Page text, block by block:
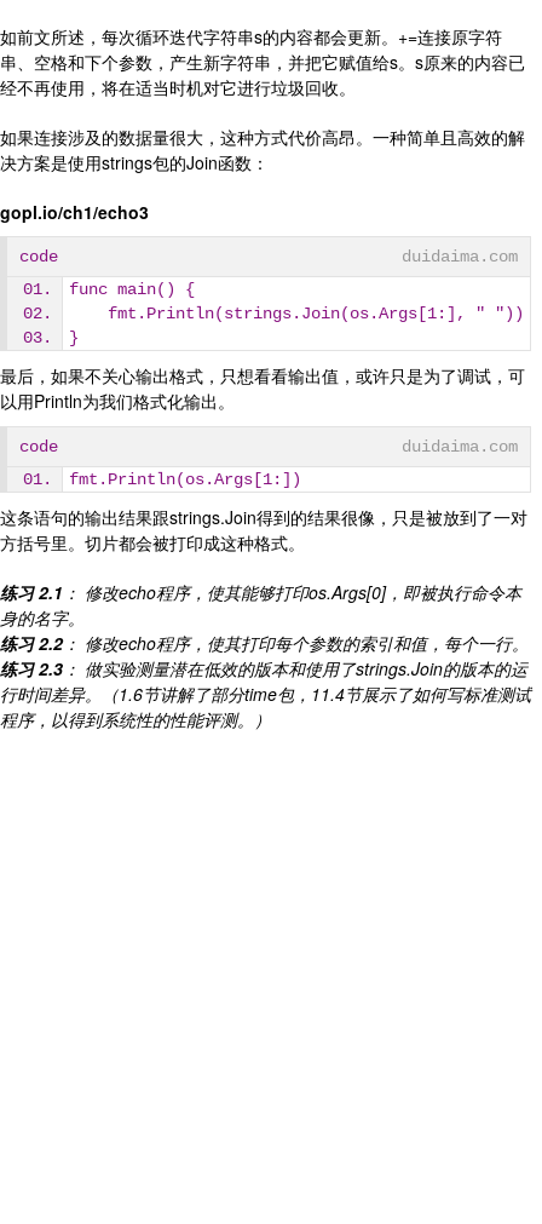
如前文所述，每次循环迭代字符串s的内容都会更新。+=连接原字符
串、空格和下个参数，产生新字符串，并把它赋值给s。s原来的内容已
经不再使用，将在适当时机对它进行垃圾回收。
如果连接涉及的数据量很大，这种方式代价高昂。一种简单且高效的解
决方案是使用strings包的Join函数：
gopl.io/ch1/echo3
code
duidaima.com
func main() {
    fmt.Println(strings.Join(os.Args[1:], " "))
}
最后，如果不关心输出格式，只想看看输出值，或许只是为了调试，可
以用Println为我们格式化输出。
code
duidaima.com
fmt.Println(os.Args[1:])
这条语句的输出结果跟strings.Join得到的结果很像，只是被放到了一对
方括号里。切片都会被打印成这种格式。
练习 2.1 ： 修改echo程序，使其能够打印os.Args[0]，即被执行命令本
身的名字。
练习 2.2： 修改echo程序，使其打印每个参数的索引和值，每个一行。
练习 2.3 ： 做实验测量潜在低效的版本和使用了strings.Join的版本的运
行时间差异。（1.6节讲解了部分time包，11.4节展示了如何写标准测试
程序，以得到系统性的性能评测。）